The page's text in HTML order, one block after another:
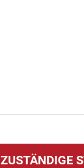
ZUSTÄNDIGE